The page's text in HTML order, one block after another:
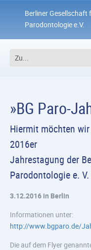
Berliner Gesellschaft
Parodontologie e.V.
»BG Paro-
Hiermit möchten
2016er
Jahrestagung der
Parodontologie e.
3.12.2016 in Berlin
Informationen unter:
http://www.bgparo.de/
Die auf dem Flyer